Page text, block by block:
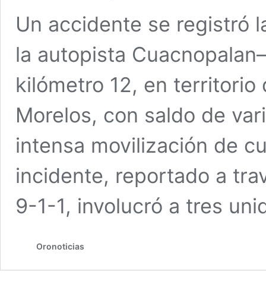
Un accidente se registró
la autopista
kilómetro 12, en territorio
Morelos, con saldo de
intensa movilización de
incidente, reportado a
9-1-1, involucró a tres
Oronoticias